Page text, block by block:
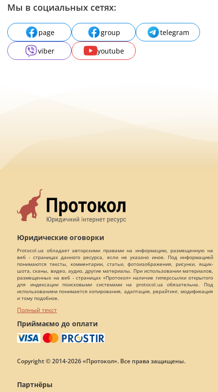
Мы в социальных сетях:
page group
telegram
viber
youtube
Юридические оговорки
Protocol.ua обладает авторскими правами на информацию, размещенную на
веб - страницах данного ресурса, если не указано иное. Под информацией
понимаются тексты, комментарии, статьи, фотоизображения, рисунки, ящик-
шота, сканы, видео, аудио, другие материалы. При использовании материалов,
размещенных на веб - страницах «Протокол» наличие гиперссылки открытого
для индексации поисковыми системами на protocol.ua обязательна. Под
использованием понимается копирования, адаптация, рерайтинг, модификация
и тому подобное.
Полный текст
Приймаємо до оплати
Copyright © 2014-2026 «Протокол». Все права защищены.
Партнёры